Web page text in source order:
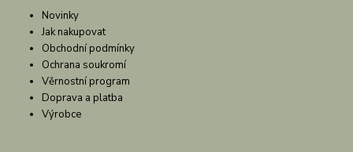
Novinky
Jak nakupovat
Obchodní podmínky
Ochrana soukromí
Věrnostní program
Doprava a platba
Výrobce